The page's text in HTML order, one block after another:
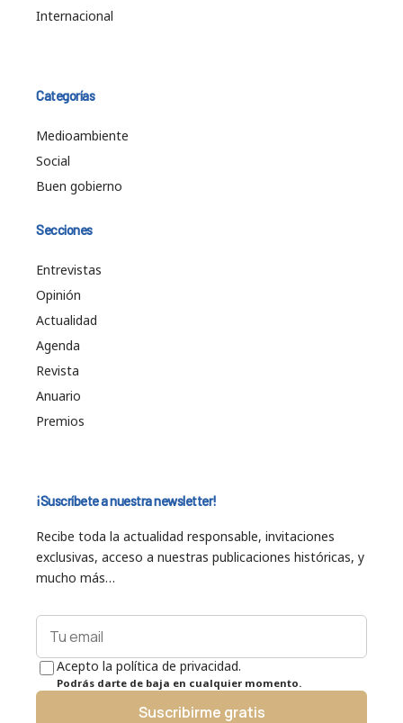
Internacional
Categorías
Medioambiente
Social
Buen gobierno
Secciones
Entrevistas
Opinión
Actualidad
Agenda
Revista
Anuario
Premios
¡Suscríbete a nuestra newsletter!
Recibe toda la actualidad responsable, invitaciones
exclusivas, acceso a nuestras publicaciones históricas, y
mucho más…
Acepto la política de privacidad.
Podrás darte de baja en cualquier momento.
Suscribirme gratis